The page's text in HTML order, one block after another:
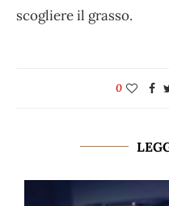
scogliere il grasso.
0